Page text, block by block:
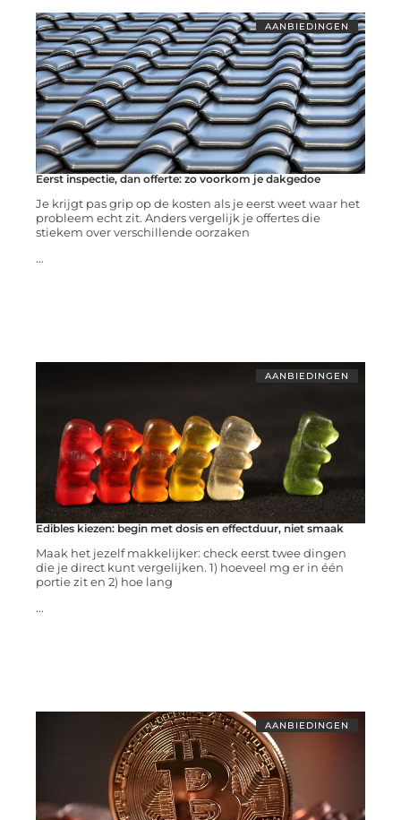
AANBIEDINGEN
Eerst inspectie, dan offerte: zo voorkom je dakgedoe
Je krijgt pas grip op de kosten als je eerst weet waar het
probleem echt zit. Anders vergelijk je offertes die
stiekem over verschillende oorzaken
...
AANBIEDINGEN
Edibles kiezen: begin met dosis en effectduur, niet smaak
Maak het jezelf makkelijker: check eerst twee dingen
die je direct kunt vergelijken. 1) hoeveel mg er in één
portie zit en 2) hoe lang
...
AANBIEDINGEN